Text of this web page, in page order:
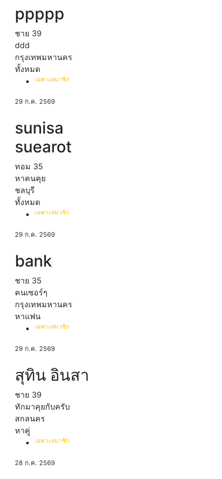
ppppp
ชาย 39
ddd
กรุงเทพมหานคร
ทั้งหมด
เฉพาะสมาชิก
29 ก.ค. 2569
sunisa
suearot
ทอม 35
หาคนคุย
ชลบุรี
ทั้งหมด
เฉพาะสมาชิก
29 ก.ค. 2569
bank
ชาย 35
คนเซอร์ๆ
กรุงเทพมหานคร
หาแฟน
เฉพาะสมาชิก
29 ก.ค. 2569
สุทิน อินสา
ชาย 39
ทักมาคุยกับครับ
สกลนคร
หาคู่
เฉพาะสมาชิก
28 ก.ค. 2569